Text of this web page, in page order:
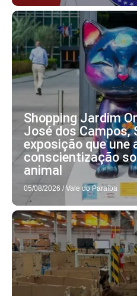
Shopping Jardim
José dos Campos,
exposição que une
conscientização
animal
05/08/2026 / Vale do Paraíba